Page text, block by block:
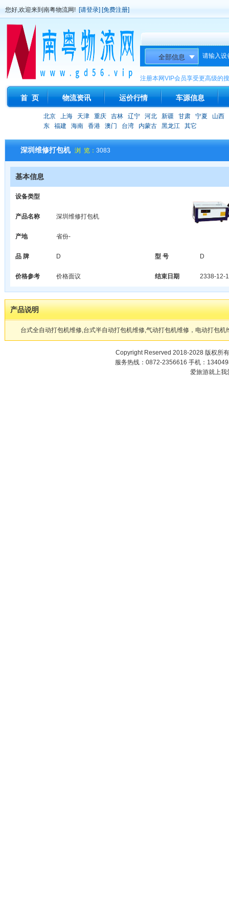
您好,欢迎来到南粤物流网! [请登录] [免费注册]
请输入设
注册本网VIP会员享受更高级的
首 页 物流资讯 运价行情 车源信息
北京 上海 天津 重庆 吉林 辽宁 河北 新疆 甘肃 宁夏
山西
东
福建 海南 香港 澳门 台湾 内蒙古 黑龙江 其它
深圳维修打包机 浏 览： 3083
基本信息
设备类型
产品名称 深圳维修打包机
产地 省份-
品 牌 D 型 号 D
价格参考 价格面议 结束日期 2338-12-
产品说明
台式全自动打包机维修,台式半自动打包机维修,气动打包机维修，电动打包机
Copyright Reserved 2018-2028 版权所
服务热线：0872-2356616 手机：
爱旅游就上我